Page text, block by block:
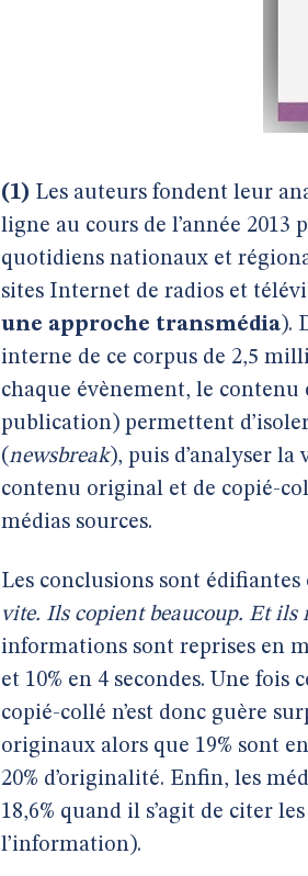
(1) Les auteurs fondent leur
ligne au cours de l’année 2013
quotidiens nationaux et
sites Internet de radios et
une approche transmédia).
interne de ce corpus de 2,5
chaque évènement, le contenu
publication) permettent
(newsbreak), puis d’analyser la
contenu original et de copié-
médias sources.
Les conclusions sont
vite. Ils copient beaucoup. Et ils
informations sont reprises en
et 10% en 4 secondes. Une
copié-collé n’est donc guère
originaux alors que 19% sont
20% d’originalité. Enfin, les
18,6% quand il s’agit de citer les
l’information).